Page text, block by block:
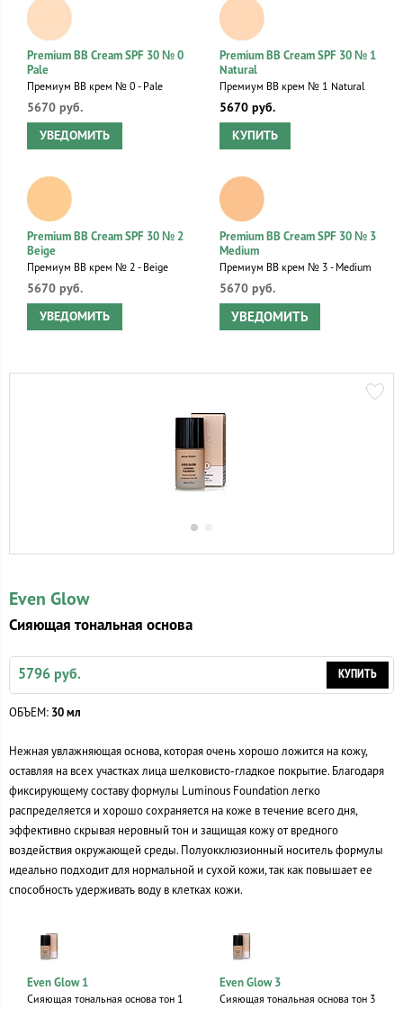
Premium BB Cream SPF 30 № 0
Pale
Премиум ВВ крем № 0 - Pale
5670 руб.
УВЕДОМИТЬ
Premium BB Cream SPF 30 № 1
Natural
Премиум ВВ крем № 1 Natural
5670 руб.
КУПИТЬ
Premium BB Cream SPF 30 № 2
Beige
Премиум ВВ крем № 2 - Beige
5670 руб.
УВЕДОМИТЬ
Premium BB Cream SPF 30 № 3
Medium
Премиум ВВ крем № 3 - Medium
5670 руб.
УВЕДОМИТЬ
Even Glow
Сияющая тональная основа
5796 руб. КУПИТЬ
ОБЪЕМ: 30 мл
Нежная увлажняющая основа, которая очень хорошо ложится на кожу,
оставляя на всех участках лица шелковисто-гладкое покрытие. Благодаря
фиксирующему составу формулы Luminous Foundation легко
распределяется и хорошо сохраняется на коже в течение всего дня,
эффективно скрывая неровный тон и защищая кожу от вредного
воздействия окружающей среды. Полуокклюзионный носитель формулы
идеально подходит для нормальной и сухой кожи, так как повышает ее
способность удерживать воду в клетках кожи.
Even Glow 1
Сияющая тональная основа тон 1
Even Glow 3
Сияющая тональная основа тон 3